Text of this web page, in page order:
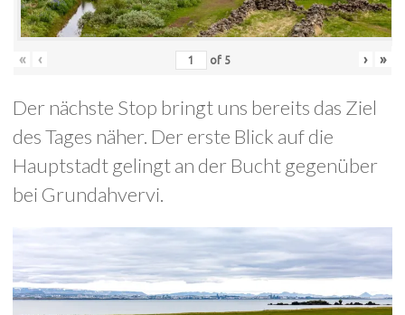
« ‹ of 5 › »
Der nächste Stop bringt uns bereits das Ziel
des Tages näher. Der erste Blick auf die
Hauptstadt gelingt an der Bucht gegenüber
bei Grundahvervi.